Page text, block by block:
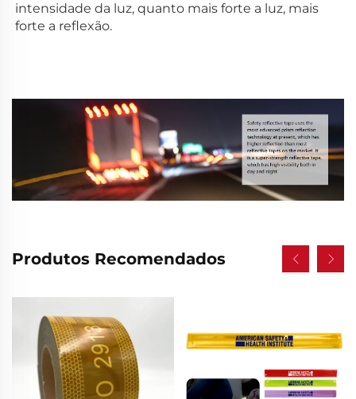
intensidade da luz, quanto mais forte a luz, mais
forte a reflexão.
Produtos Recomendados